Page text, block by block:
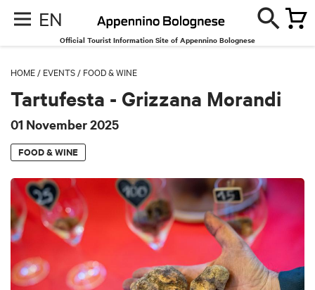
EN
Official Tourist Information Site of Appennino Bolognese
HOME / EVENTS / FOOD & WINE
Tartufesta - Grizzana Morandi
01 November 2025
FOOD & WINE